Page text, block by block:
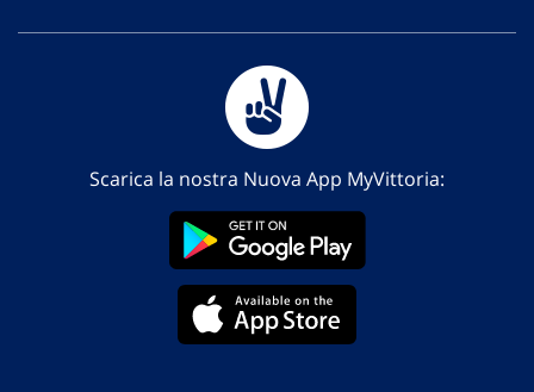
Scarica la nostra Nuova App MyVittoria: